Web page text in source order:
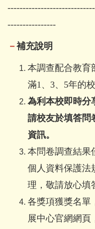
----------------
－ 補充說明
本調查配合教育
滿1、3、5年的
為利本校即時分
請校友於填答問
資訊。
本問卷調查結果
個人資料保護法
理，敬請放心填
各獎項獲獎名單
展中心官網網頁